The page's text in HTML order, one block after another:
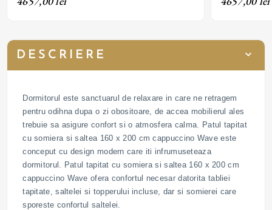
DESCRIERE
Dormitorul este sanctuarul de relaxare in care ne retragem
pentru odihna dupa o zi obositoare, de accea mobilierul ales
trebuie sa asigure confort si o atmosfera calma. Patul tapitat
cu somiera si saltea 160 x 200 cm cappuccino Wave este
conceput cu design modern care iti infrumuseteaza
dormitorul. Patul tapitat cu somiera si saltea 160 x 200 cm
cappuccino Wave ofera confortul necesar datorita tabliei
tapitate, saltelei si topperului incluse, dar si somierei care
sporeste confortul saltelei.